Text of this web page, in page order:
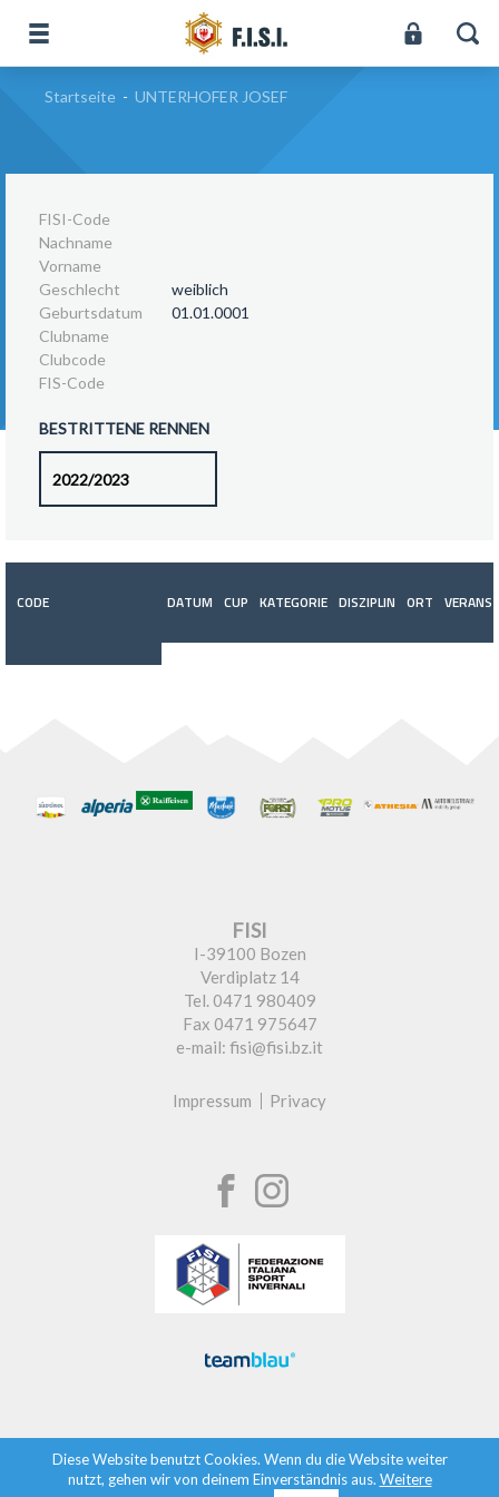
Startseite - UNTERHOFER JOSEF
FISI-Code
Nachname
Vorname
Geschlecht
weiblich
Geburtsdatum
01.01.0001
Clubname
Clubcode
FIS-Code
BESTRITTENE RENNEN
CODE DATUM CUP KATEGORIE DISZIPLIN ORT
FISI
I-39100 Bozen
Verdiplatz 14
Tel. 0471 980409
Fax 0471 975647
e-mail: fisi@fisi.bz.it
Impressum Privacy
Diese Website benutzt Cookies. Wenn du die Website weiter
nutzt, gehen wir von deinem Einverständnis aus. Weitere